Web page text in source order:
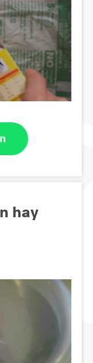
hay